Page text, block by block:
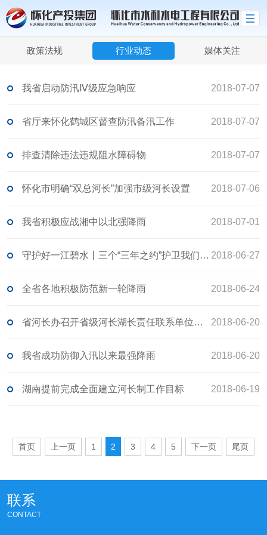
政策法规 行业动态 媒体关注
2018-07-07
我省启动防汛Ⅳ级应急响应
2018-07-07
省厅来怀化鹤城区督查防汛备汛工作
2018-07-07
排查清除违法违规阻水障碍物
2018-07-06
怀化市明确“双总河长”加强市级河长设置
2018-07-01
我省积极应战湘中以北强降雨
2018-06-27
守护好一江碧水丨三个“三年之约”护卫我们的母亲河
2018-06-24
全省各地积极防范新一轮降雨
2018-06-20
省河长办召开省级河长湖长责任联系单位联络员会议
2018-06-20
我省成功防御入汛以来最强降雨
2018-06-19
湖南提前完成全面建立河长制工作目标
首页 上一页 1 2 3 4 5 下一页 尾页
联系
CONTACT